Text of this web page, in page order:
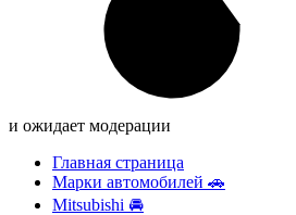
и ожидает модерации
Главная страница
Марки автомобилей 🚗
Mitsubishi 🚘